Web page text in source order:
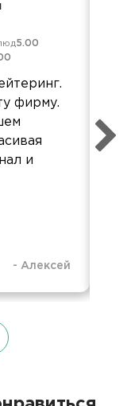
5.00
фирму.
и
- Алексей